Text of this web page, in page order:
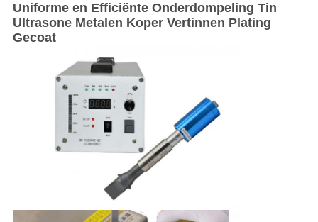
Uniforme en Efficiënte Onderdompeling Tin
Ultrasone Metalen Koper Vertinnen Plating
Gecoat